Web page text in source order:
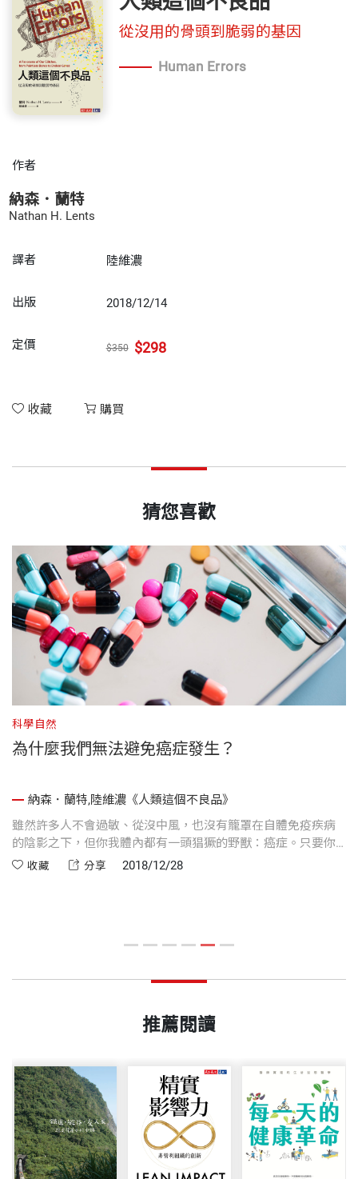
從沒用的骨頭到脆弱的基因
Human Errors
作者
納森．蘭特
Nathan H. Lents
譯者 陸維濃
出版 2018/12/14
定價 $350 $298
收藏 購買
猜您喜歡
科學自然
為什麼我們無法避免癌症發生？
納森．蘭特,陸維濃《人類這個不良品》
雖然許多人不會過敏、從沒中風，也沒有籠罩在自體免疫疾病
的陰影之下，但你我體內都有一頭猖獗的野獸：癌症。只要你
活得夠久，基本上可以百分之百確定你會罹患癌症。只要你沒
收藏 分享 2018/12/28
推薦閱讀